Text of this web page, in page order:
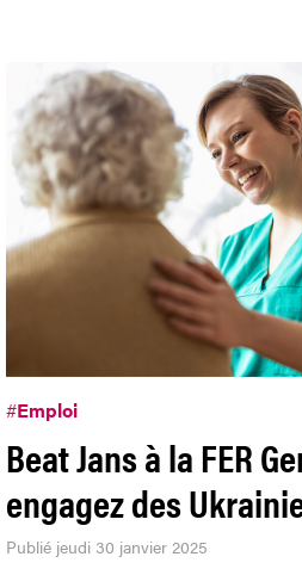
#Emploi
Beat Jans à la FER
engagez des
Publié jeudi 30 janvier 2025